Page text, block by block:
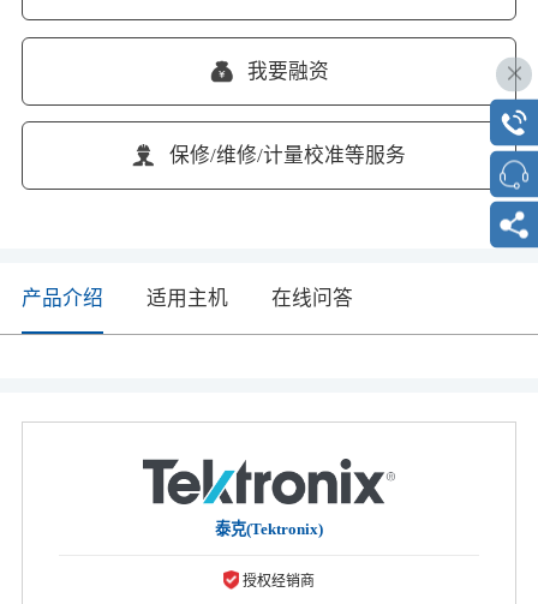
我要融资
保修/维修/计量校准等服务
产品介绍 适用主机 在线问答
泰克(Tektronix)
授权经销商